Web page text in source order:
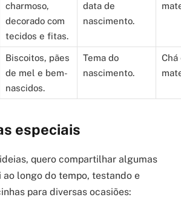
charmoso,
decorado com
tecidos e fitas.
data de
nascimento.
Biscoitos, pães
de mel e bem-
nascidos.
Tema do
nascimento.
Chá
especiais
quero compartilhar algumas
ao longo do tempo, testando e
para diversas ocasiões: